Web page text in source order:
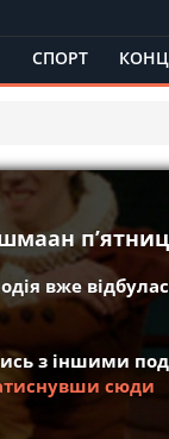
СПОРТ
вже
з іншими
сюди